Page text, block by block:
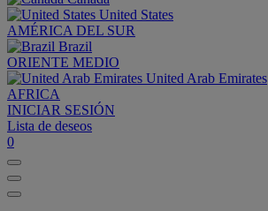
United States
AMÉRICA DEL SUR
Brazil
ORIENTE MEDIO
United Arab Emirates
AFRICA
INICIAR SESIÓN
Lista de deseos
0